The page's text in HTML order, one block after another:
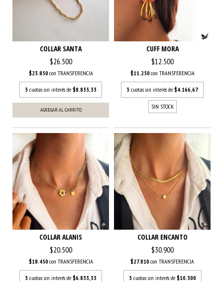
COLLAR SANTA
$26.500
$23.850con TRANSFERENCIA
3 cuotas sin interés de $8.833,33
CUFF MORA
$12.500
$11.250con TRANSFERENCIA
3 cuotas sin interés de $4.166,67
SIN STOCK
COLLAR ALANIS
$20.500
$18.450con TRANSFERENCIA
3 cuotas sin interés de $6.833,33
COLLAR ENCANTO
$30.900
$27.810con TRANSFERENCIA
3 cuotas sin interés de $10.300